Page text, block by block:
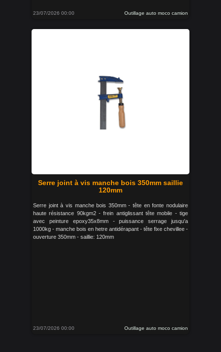
23/07/2026 00:00 Outillage auto moco camion
Serre joint à vis manche bois 350mm saillie
120mm
Serre joint à vis manche bois 350mm - tête en fonte nodulaire
haute résistance 90kgm2 - frein antiglissant tête mobile - tige
avec peinture epoxy35x8mm - puissance serrage jusqu'a
1000kg - manche bois en hetre antidérapant - tête fixe chevillee -
ouverture 350mm - saillie: 120mm
23/07/2026 00:00 Outillage auto moco camion